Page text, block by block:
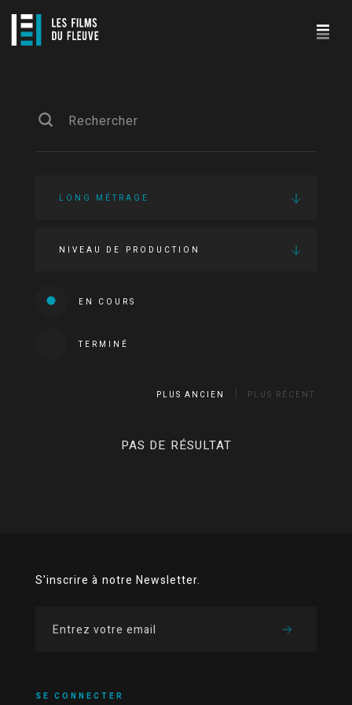
LONG MÉTRAGE
NIVEAU DE PRODUCTION
EN COURS
TERMINÉ
PLUS ANCIEN PLUS RÉCENT
PAS DE RÉSULTAT
S'inscrire à notre Newsletter.
SE CONNECTER